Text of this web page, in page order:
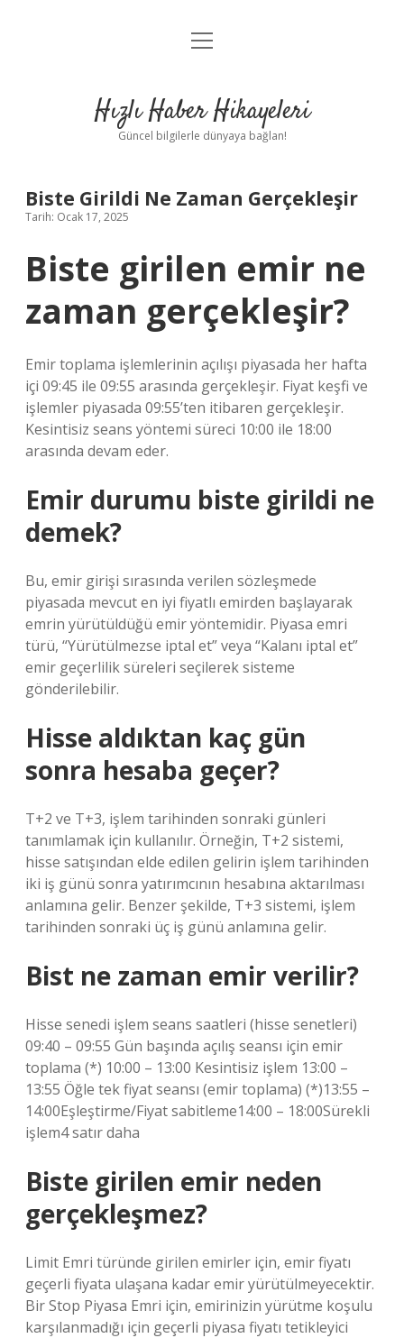
Anasayfa
Yasal Uyarı
menüyü
Hızlı Haber Hikayeleri
Güncel bilgilerle dünyaya bağlan!
Biste Girildi Ne Zaman Gerçekleşir
Tarih: Ocak 17, 2025
Biste girilen emir ne
zaman gerçekleşir?
Emir toplama işlemlerinin açılışı piyasada her hafta
içi 09:45 ile 09:55 arasında gerçekleşir. Fiyat keşfi ve
işlemler piyasada 09:55’ten itibaren gerçekleşir.
Kesintisiz seans yöntemi süreci 10:00 ile 18:00
arasında devam eder.
Emir durumu biste girildi ne
demek?
Bu, emir girişi sırasında verilen sözleşmede
piyasada mevcut en iyi fiyatlı emirden başlayarak
emrin yürütüldüğü emir yöntemidir. Piyasa emri
türü, “Yürütülmezse iptal et” veya “Kalanı iptal et”
emir geçerlilik süreleri seçilerek sisteme
gönderilebilir.
Hisse aldıktan kaç gün
sonra hesaba geçer?
T+2 ve T+3, işlem tarihinden sonraki günleri
tanımlamak için kullanılır. Örneğin, T+2 sistemi,
hisse satışından elde edilen gelirin işlem tarihinden
iki iş günü sonra yatırımcının hesabına aktarılması
anlamına gelir. Benzer şekilde, T+3 sistemi, işlem
tarihinden sonraki üç iş günü anlamına gelir.
Bist ne zaman emir verilir?
Hisse senedi işlem seans saatleri (hisse senetleri)
09:40 – 09:55 Gün başında açılış seansı için emir
toplama (*) 10:00 – 13:00 Kesintisiz işlem 13:00 –
13:55 Öğle tek fiyat seansı (emir toplama) (*)13:55 –
14:00Eşleştirme/Fiyat sabitleme14:00 – 18:00Sürekli
işlem4 satır daha
Biste girilen emir neden
gerçekleşmez?
Limit Emri türünde girilen emirler için, emir fiyatı
geçerli fiyata ulaşana kadar emir yürütülmeyecektir.
Bir Stop Piyasa Emri için, emirinizin yürütme koşulu
karşılanmadığı için geçerli piyasa fiyatı tetikleyici